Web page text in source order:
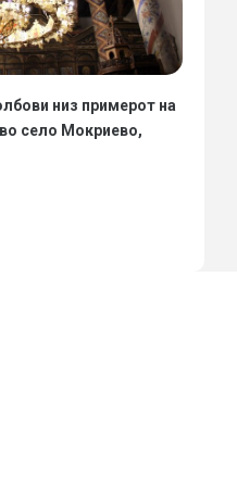
низ примерот на
село Мокриево,